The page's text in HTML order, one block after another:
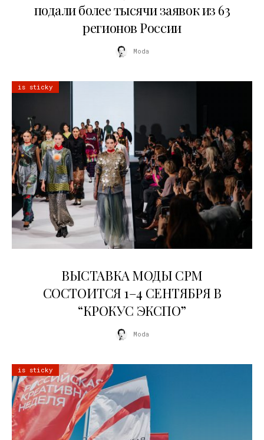
подали более тысячи заявок из 63
регионов России
Moda
is sticky
ВЫСТАВКА МОДЫ CPM
СОСТОИТСЯ 1–4 СЕНТЯБРЯ В
“КРОКУС ЭКСПО”
Moda
is sticky